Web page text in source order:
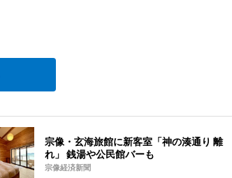
宗像・玄海旅館に新客室「神の湊通り 離
れ」 銭湯や公民館バーも
宗像経済新聞